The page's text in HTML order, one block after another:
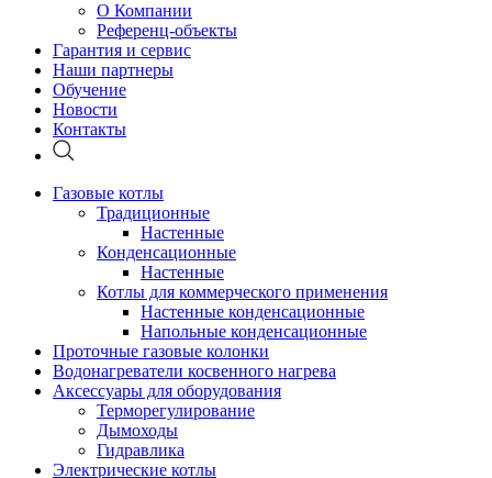
О Компании
Референц-объекты
Гарантия и сервис
Наши партнеры
Обучение
Новости
Контакты
Газовые котлы
Традиционные
Настенные
Конденсационные
Настенные
Котлы для коммерческого применения
Настенные конденсационные
Напольные конденсационные
Проточные газовые колонки
Водонагреватели косвенного нагрева
Аксессуары для оборудования
Терморегулирование
Дымоходы
Гидравлика
Электрические котлы